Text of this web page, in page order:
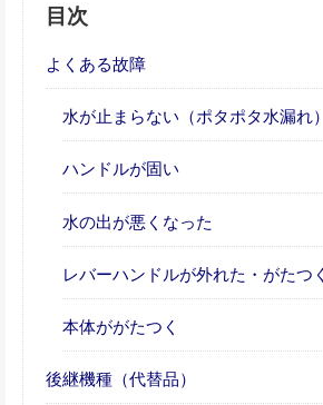
目次
よくある故障
水が止まらない（ポタポタ水漏れ）
ハンドルが固い
水の出が悪くなった
レバーハンドルが外れた・がたつく
本体ががたつく
後継機種（代替品）